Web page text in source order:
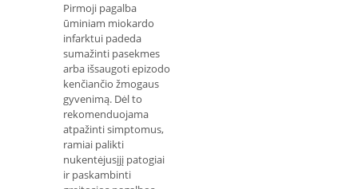
Pirmoji pagalba
ūminiam miokardo
infarktui padeda
sumažinti pasekmes
arba išsaugoti epizodo
kenčiančio žmogaus
gyvenimą. Dėl to
rekomenduojama
atpažinti simptomus,
ramiai palikti
nukentėjusįjį patogiai
ir paskambinti